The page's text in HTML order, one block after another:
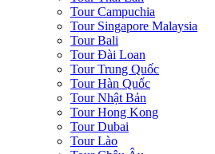
Tour Campuchia
Tour Singapore Malaysia
Tour Bali
Tour Đài Loan
Tour Trung Quốc
Tour Hàn Quốc
Tour Nhật Bản
Tour Hong Kong
Tour Dubai
Tour Lào